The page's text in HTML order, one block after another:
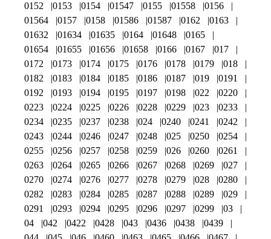
0152
0153 0154 01547 0155 01558
0156
01564
0157 0158 01586 01587 0162
0163
01632
01634 01635 0164 01648
0165
01654
01655 01656 01658 0166 0167
017
0172
0173 0174 0175 0176 0178 0179
018
0182
0183 0184 0185 0186 0187 019
0191
0192
0193 0194 0195 0197 0198 022
0220
0223
0224 0225 0226 0228 0229 023
0233
0234
0235 0237 0238 024 0240 0241
0242
0243
0244 0246 0247 0248 025 0250
0254
0255
0256 0257 0258 0259 026 0260
0261
0263
0264 0265 0266 0267 0268 0269
027
0270
0274 0276 0277 0278 0279 028
0280
0282
0283 0284 0285 0287 0288 0289
029
0291
0293 0294 0295 0296 0297 0299
03
04
042 0422 0428 043 0436 0438
0439